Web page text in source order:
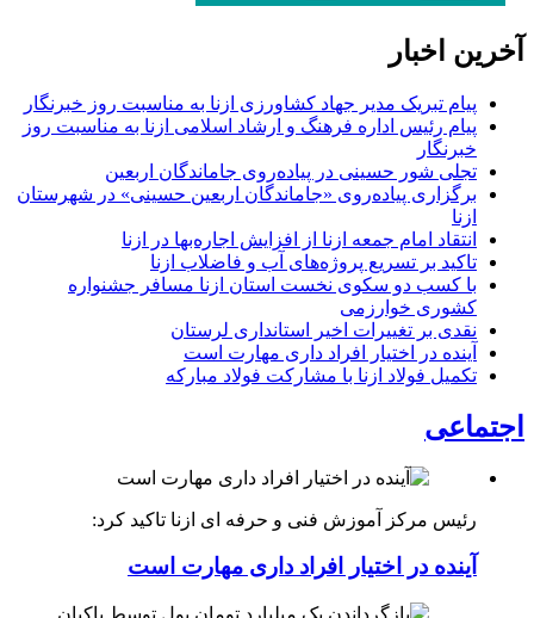
آخرین اخبار
پیام تبریک مدیر جهاد کشاورزی ازنا به مناسبت روز خبرنگار
پیام رئیس اداره فرهنگ و ارشاد اسلامی ازنا به مناسبت روز
خبرنگار
تجلی شور حسینی در پیاده‌روی جاماندگان اربعین
برگزاری پیاده‌روی «جاماندگان اربعین حسینی» در شهرستان
ازنا
انتقاد امام جمعه ازنا از افزایش اجاره‌بها در ازنا
تاکید بر تسریع پروژه‌های آب و فاضلاب ازنا
با کسب دو سکوی نخست استان ازنا مسافر جشنواره
کشوری خوارزمی
نقدی بر تغییرات اخیر استانداری لرستان
آینده در اختیار افراد داری مهارت است
تکمیل فولاد ازنا با مشارکت فولاد مبارکه
اجتماعی
رئیس مرکز آموزش فنی و حرفه ای ازنا تاکید کرد:
آینده در اختیار افراد داری مهارت است